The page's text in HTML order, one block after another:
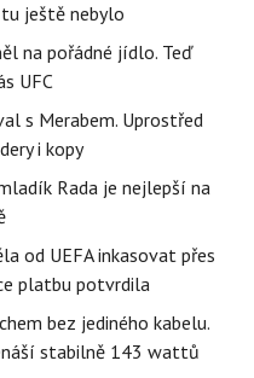
ještě nebylo
na pořádné jídlo. Teď
UFC
s Merabem. Uprostřed
i kopy
Rada je nejlepší na
od UEFA inkasovat přes
platbu potvrdila
bez jediného kabelu.
stabilně 143 wattů